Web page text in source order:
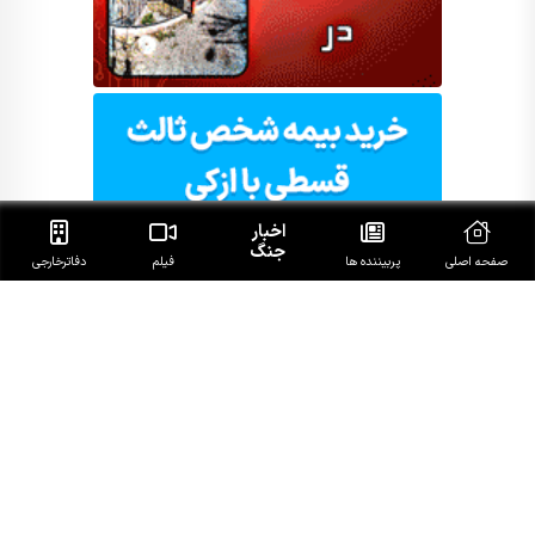
صفحه اصلی پربیننده ها
اخبار
جنگ فیلم دفاتر‌خارجی